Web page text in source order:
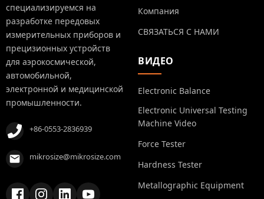
специализируемся на
разработке передовых
измерительных приборов и
прецизионных устройств
для аэрокосмической,
автомобильной,
электронной и медицинской
промышленности.
+86-0553-2836939
mikrosize@mikrosize.com
Компания
СВЯЗАТЬСЯ С НАМИ
ВИДЕО
Electronic Balance
Electronic Universal Testing
Machine Video
Force Tester
Hardness Tester
Metallographic Equipment